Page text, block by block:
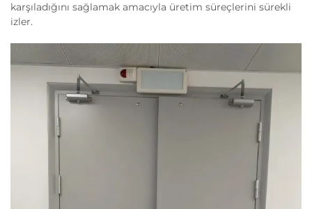
karşıladığını sağlamak amacıyla üretim süreçlerini sürekli
izler.